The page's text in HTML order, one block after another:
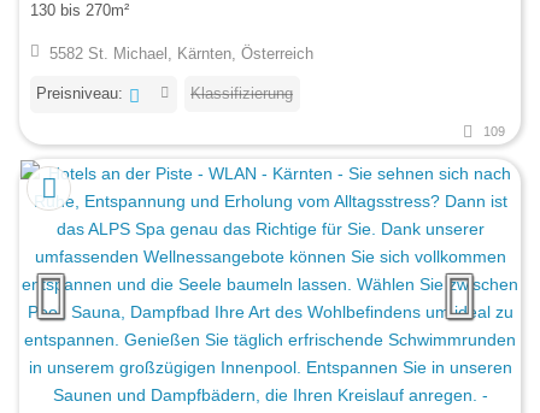
130 bis 270m²
5582 St. Michael, Kärnten, Österreich
Preisniveau: Klassifizierung
109